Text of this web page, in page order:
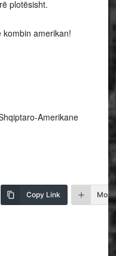
plotësisht.
amerikan!
Amerikane
Copy Link More